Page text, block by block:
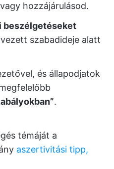
hozzájárulásod.
beszélgetéseket
szabadideje alatt
és állapodjatok
.
témáját a
aszertivitási tipp,